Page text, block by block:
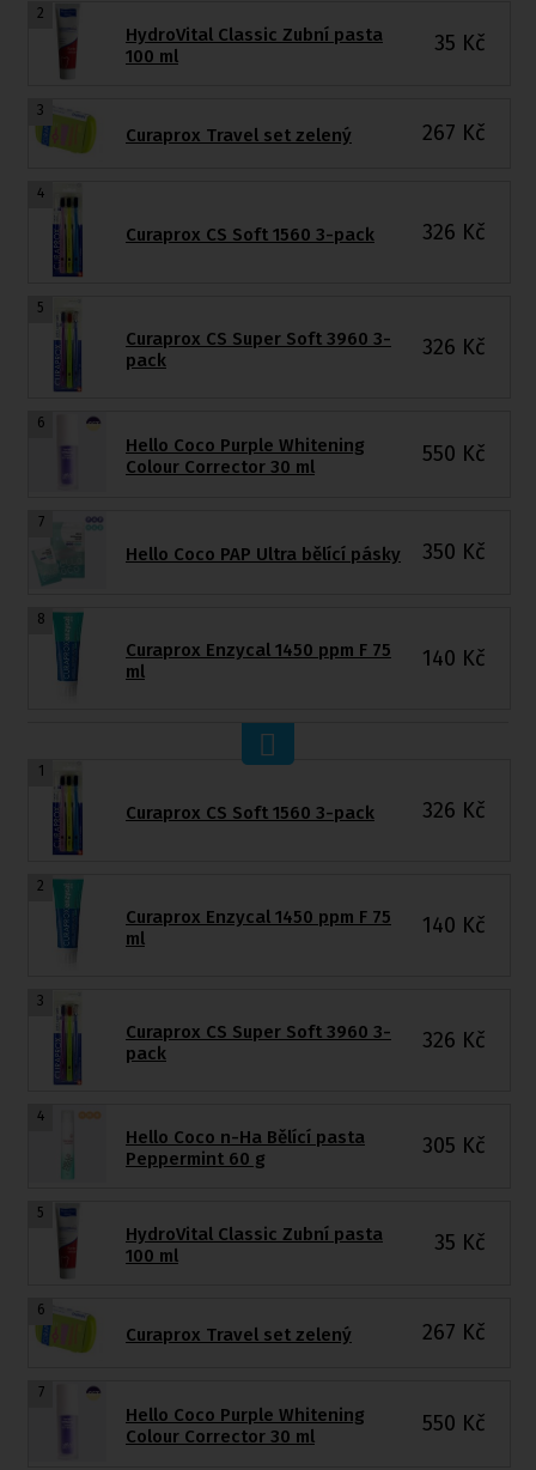
2
HydroVital Classic Zubní pasta
100 ml
35 Kč
3
Curaprox Travel set zelený 267 Kč
4
Curaprox CS Soft 1560 3-pack 326 Kč
5
Curaprox CS Super Soft 3960 3-
pack
326 Kč
6
Hello Coco Purple Whitening
Colour Corrector 30 ml
550 Kč
7
Hello Coco PAP Ultra bělící pásky 350 Kč
8
Curaprox Enzycal 1450 ppm F 75
ml
140 Kč
1
Curaprox CS Soft 1560 3-pack 326 Kč
2
Curaprox Enzycal 1450 ppm F 75
ml
140 Kč
3
Curaprox CS Super Soft 3960 3-
pack
326 Kč
4
Hello Coco n-Ha Bělící pasta
Peppermint 60 g
305 Kč
5
HydroVital Classic Zubní pasta
100 ml
35 Kč
6
Curaprox Travel set zelený 267 Kč
7
Hello Coco Purple Whitening
Colour Corrector 30 ml
550 Kč